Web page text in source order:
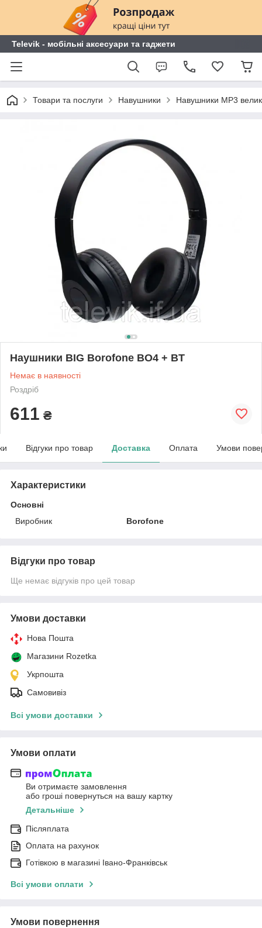
Televik - мобільні аксесуари та гаджети
Товари та послуги Навушники Навушники MP3
Наушники BIG Borofone BO4 + BT
Немає в наявності
Роздріб
611 ₴
Відгуки про товар Доставка Оплата Умови
Характеристики
Основні
Виробник
Borofone
Відгуки про товар
Ще немає відгуків про цей товар
Умови доставки
Нова Пошта
Магазини Rozetka
Укрпошта
Самовивіз
Всі умови доставки
Умови оплати
Ви отримаєте замовлення
або гроші повернуться на вашу картку
Детальніше
Післяплата
Оплата на рахунок
Готівкою в магазині Івано-Франківськ
Всі умови оплати
Умови повернення